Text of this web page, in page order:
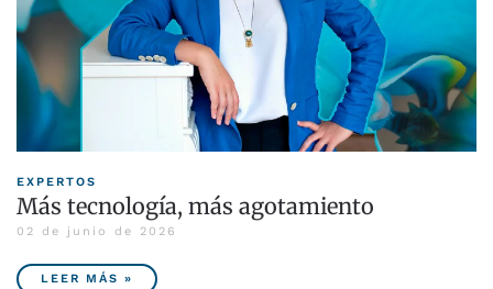
EXPERTOS
Más tecnología, más agotamiento
02 de junio de 2026
LEER MÁS »